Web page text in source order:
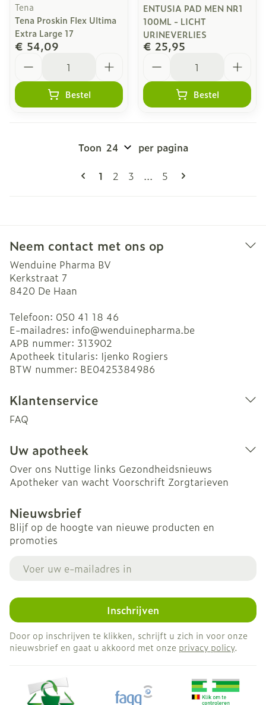
Tena
Tena Proskin Flex Ultima
Extra Large 17
€ 54,09
Bestel
ENTUSIA PAD MEN NR1
100ML - LICHT
URINEVERLIES
€ 25,95
Bestel
Pagina's
U lees momenteel pagina
1 Pagina
2 Pagina
3 ... Pagina
5
Toon per pagina
Neem contact met ons op
Wenduine Pharma BV
Kerkstraat 7
8420 De Haan
Telefoon: 050 41 18 46
E-mailadres: info@wenduinepharma.be
APB nummer: 313902
Apotheek titularis: Ijenko Rogiers
BTW nummer: BE0425384986
Klantenservice
FAQ
Uw apotheek
Over ons Nuttige links Gezondheidsnieuws
Apotheker van wacht Voorschrift Zorgtarieven
Nieuwsbrief
Blijf op de hoogte van nieuwe producten en
promoties
Inschrijven
Door op inschrijven te klikken, schrijft u zich in voor onze
nieuwsbrief en gaat u akkoord met onze privacy policy.